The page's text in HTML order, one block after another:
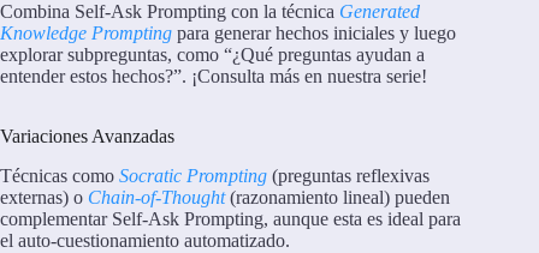
Combina Self-Ask Prompting con la técnica Generated
Knowledge Prompting para generar hechos iniciales y luego
explorar subpreguntas, como “¿Qué preguntas ayudan a
entender estos hechos?”. ¡Consulta más en nuestra serie!
Variaciones Avanzadas
Técnicas como Socratic Prompting (preguntas reflexivas
externas) o Chain-of-Thought(razonamiento lineal) pueden
complementar Self-Ask Prompting, aunque esta es ideal para
el auto-cuestionamiento automatizado.